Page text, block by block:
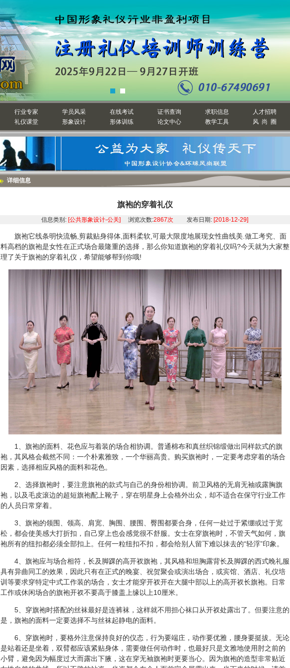
行业专家 学员风采 在线考试 证书查询 求职信息
人才招聘
礼仪课堂 形象设计 形体训练 论文中心 教学工具 风 尚 圈
详细信息
旗袍的穿着礼仪
信息类别: [公共形象设计-公关] 浏览次数:2867次 发布日期: [2018-12-29]
旗袍它线条明快流畅,剪裁贴身得体,面料柔软,可最大限度地展现女性曲线美.做工考究、面
料高档的旗袍是女性在正式场合最隆重的选择，那么你知道旗袍的穿着礼仪吗?今天就为大家整
理了关于旗袍的穿着礼仪，希望能够帮到你哦!
1、旗袍的面料、花色应与着装的场合相协调。普通棉布和真丝织锦缎做出同样款式的旗
袍，其风格会截然不同：一个朴素雅致，一个华丽高贵。购买旗袍时，一定要考虑穿着的场合
因素，选择相应风格的面料和花色。
2、选择旗袍时，要注意旗袍的款式与自己的身份相协调。前卫风格的无肩无袖或露胸旗
袍，以及毛皮滚边的超短旗袍配上靴子，穿在明星身上会格外出众，却不适合在保守行业工作
的人员日常穿着。
3、旗袍的领围、领高、肩宽、胸围、腰围、臀围都要合身，任何一处过于紧绷或过于宽
松，都会使美感大打折扣，自己穿上也会感觉很不舒服。女士在穿旗袍时，不管天气如何，旗
袍所有的纽扣都必须全部扣上。任何一粒纽扣不扣，都会给别人留下难以抹去的“轻浮”印象。
4、旗袍应与场合相符，长及脚踝的高开衩旗袍，其风格和坦胸露背长及脚踝的西式晚礼服
具有异曲同工的效果，因此只有在正式的晚宴、祝贺聚会或演出场合，或宾馆、酒店、礼仪培
训等要求穿特定中式工作装的场合，女士才能穿开衩开在大腿中部以上的高开衩长旗袍。日常
工作或休闲场合的旗袍开衩不要高于膝盖上缘以上10厘米。
5、穿旗袍时搭配的丝袜最好是连裤袜，这样就不用担心袜口从开衩处露出了。但要注意的
是，旗袍的面料一定要选择不与丝袜起静电的面料。
6、穿旗袍时，要格外注意保持良好的仪态，行为要端庄，动作要优雅，腰身要挺拔。无论
是站着还是坐着，双臂都应该紧贴身体，需要做任何动作时，也最好只是文雅地使用肘之前的
小臂，避免因为幅度过大而露出下腋，这在穿无袖旗袍时更要当心。因为旗袍的造型非常贴近